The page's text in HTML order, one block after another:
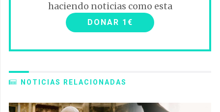
haciendo noticias como esta
DONAR 1€
NOTICIAS RELACIONADAS